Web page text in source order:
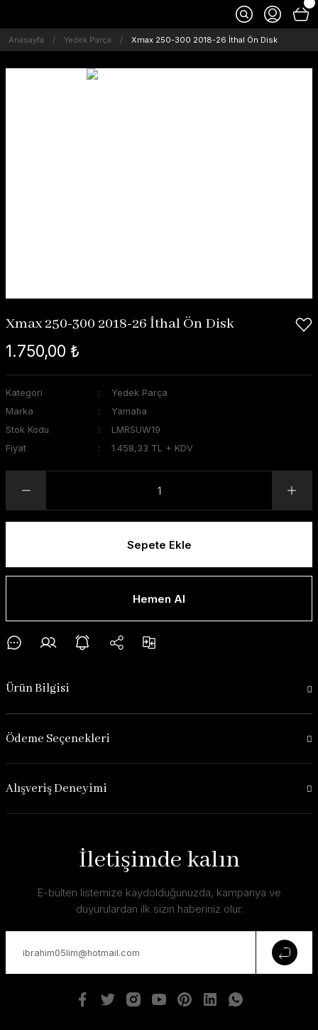
Anasayfa Yedek Parça Xmax 250-300 2018-26 İthal Ön Disk
Xmax 250-300 2018-26 İthal Ön Disk
1.750,00 ₺
Kategori
Yedek Parça
Marka
Yamaha
Stok Kodu
LMRSUW19
Fiyat
1.458,33 TL + KDV
Sepete Ekle
Hemen Al
Ürün Bilgisi
Ödeme Seçenekleri
Alışveriş Deneyimi
İletişimde kalın
E-bülten listemize kaydolduğunuzda, kampanya ve
duyurulardan ilk sizin haberiniz olur.